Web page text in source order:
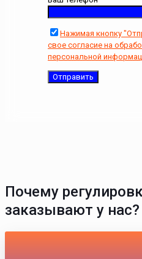
Нажимая кнопку
свое согласие на
персональной
Почему
заказывают у нас?